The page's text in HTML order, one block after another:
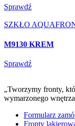
Sprawdź
SZKŁO
M9130 KREM
Sprawdź
„Tworzymy fronty,
wymarzonego
Formularz
Fronty